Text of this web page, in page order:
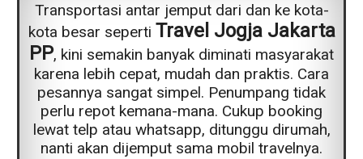
Transportasi antar jemput dari dan ke kota-
kota besar seperti Travel Jogja Jakarta
PP, kini semakin banyak diminati masyarakat
karena lebih cepat, mudah dan praktis. Cara
pesannya sangat simpel. Penumpang tidak
perlu repot kemana-mana. Cukup booking
lewat telp atau whatsapp, ditunggu dirumah,
nanti akan dijemput sama mobil travelnya.